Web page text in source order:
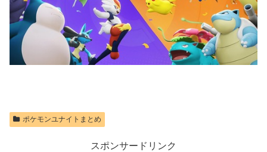
ポケモンユナイトまとめ
スポンサードリンク